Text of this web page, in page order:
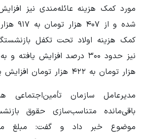
شده و از
کمک هزینه اولاد تحت تکفل
هزار تومان به ۴۲۲ هزار تومان افزایش یافته است.
مدیرعامل سازمان تأمین‌اجتماعی
باقی‌مانده متناسب‌سازی حقوق
موضوع خبر داد و گفت: مبلغ